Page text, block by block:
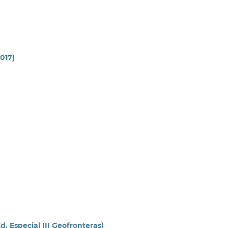
Especial III Geofronteras)